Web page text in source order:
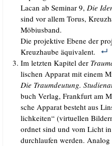
Lacan ab Semi­nar 9, Die
sind vor allem Torus,
Möbiusband.
Die pro­jek­ti­ve Ebe­ne der
Kreuz­hau­be äquivalent.
Im letz­ten Kapi­tel der
li­schen Appa­rat mit einem
Die Traum­deu­tung.
buch Ver­lag, Frank­furt am
sche Appa­rat besteht aus
lich­kei­ten“ (vir­tu­el­len
ord­net sind und vom Licht
durch­lau­fen wer­den. Ana­log